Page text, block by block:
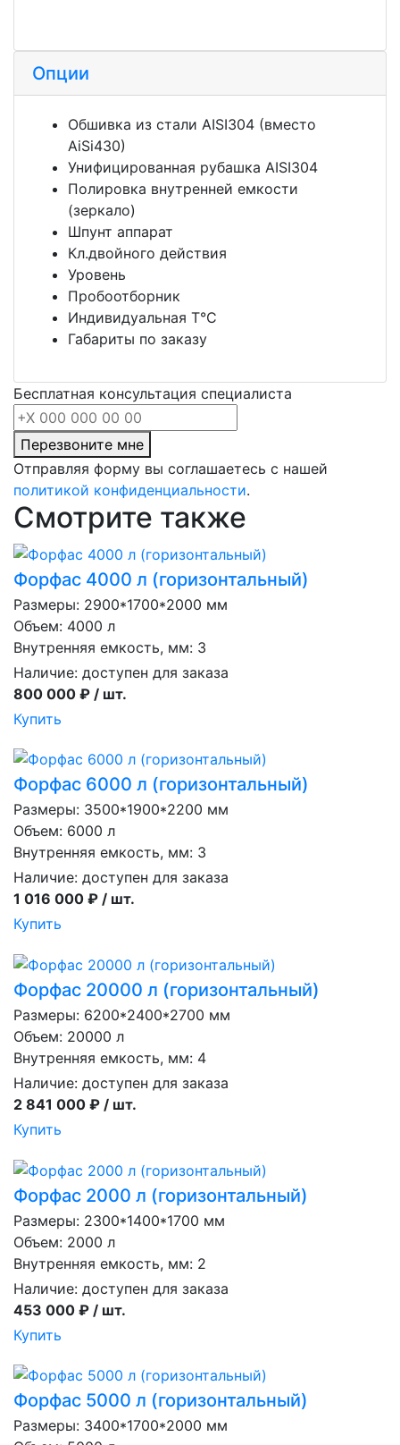
Опции
Обшивка из стали AISI304 (вместо
AiSi430)
Унифицированная рубашка AISI304
Полировка внутренней емкости
(зеркало)
Шпунт аппарат
Кл.двойного действия
Уровень
Пробоотборник
Индивидуальная Т°С
Габариты по заказу
Бесплатная консультация специалиста
Перезвоните мне
Отправляя форму вы соглашаетесь с нашей
политикой конфиденциальности.
Смотрите также
Форфас 4000 л (горизонтальный)
Размеры: 2900*1700*2000 мм
Объем: 4000 л
Внутренняя емкость, мм: 3
Наличие: доступен для заказа
800 000 ₽ / шт.
Купить
Форфас 6000 л (горизонтальный)
Размеры: 3500*1900*2200 мм
Объем: 6000 л
Внутренняя емкость, мм: 3
Наличие: доступен для заказа
1 016 000 ₽ / шт.
Купить
Форфас 20000 л (горизонтальный)
Размеры: 6200*2400*2700 мм
Объем: 20000 л
Внутренняя емкость, мм: 4
Наличие: доступен для заказа
2 841 000 ₽ / шт.
Купить
Форфас 2000 л (горизонтальный)
Размеры: 2300*1400*1700 мм
Объем: 2000 л
Внутренняя емкость, мм: 2
Наличие: доступен для заказа
453 000 ₽ / шт.
Купить
Форфас 5000 л (горизонтальный)
Размеры: 3400*1700*2000 мм